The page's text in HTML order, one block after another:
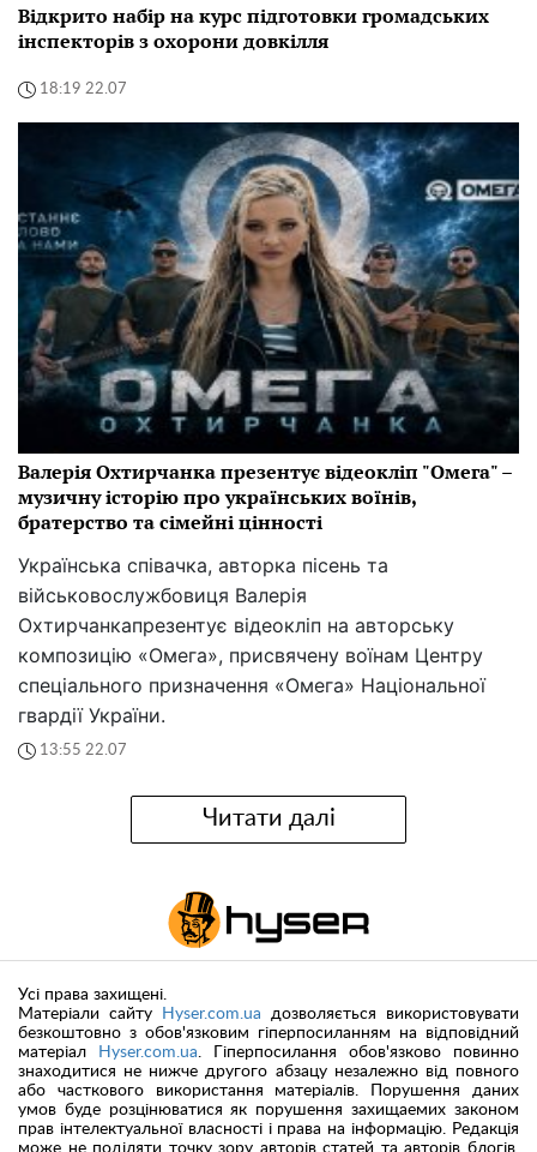
Відкрито набір на курс підготовки громадських
інспекторів з охорони довкілля
18:19 22.07
Валерія Охтирчанка презентує відеокліп "Омега" –
музичну історію про українських воїнів,
братерство та сімейні цінності
Українська співачка, авторка пісень та
військовослужбовиця Валерія
Охтирчанкапрезентує відеокліп на авторську
композицію «Омега», присвячену воїнам Центру
спеціального призначення «Омега» Національної
гвардії України.
13:55 22.07
Читати далі
Усі права захищені.
Матеріали сайту
Hyser.com.ua дозволяється використовувати
безкоштовно з обов'язковим гіперпосиланням на відповідний
матеріал
Hyser.com.ua . Гіперпосилання обов'язково повинно
знаходитися не нижче другого абзацу незалежно від повного
або часткового використання матеріалів. Порушення даних
умов буде розцінюватися як порушення захищаемих законом
прав інтелектуальної власності і права на інформацію. Редакція
може не поділяти точку зору авторів статей та авторів блогів.